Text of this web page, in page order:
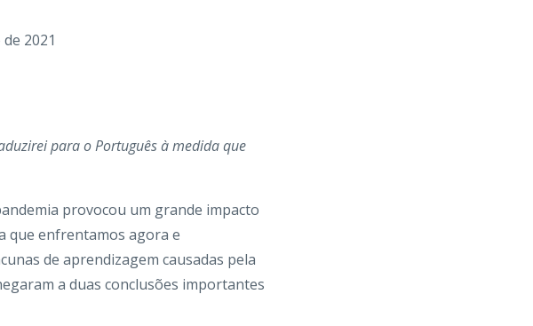
2021
para o Português à medida que
provocou um grande impacto
que enfrentamos agora e
de aprendizagem causadas pela
a duas conclusões importantes